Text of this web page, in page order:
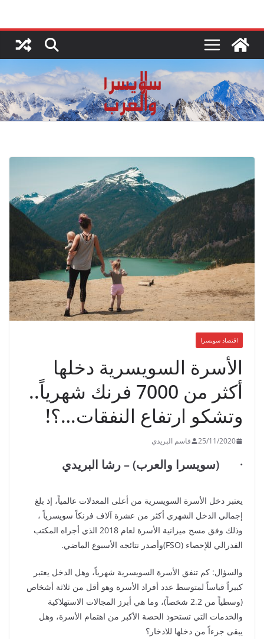
content
اقتصاد سويسرا
الأسرة السويسرية دخلها
أكثر من 7000 فرنك شهرياً..
وتشكو ارتفاع النفقات…؟!
25/11/2020 قاسم البريدي
· (سويسرا والعرب) – رشا البريدي
يعتبر دخل الأسرة السويسرية من أعلى المعدلات عالمياً، إذ بلغ
إجمالي الدخل الشهري أكثر من عشرة آلاف فرنكاً سويسرياً ،
وذلك وفق مسح ميزانية الأسرة لعام 2018 الذي أجراه المكتب
الفدرالي للإحصاء (FSO)وأصدر نتائجه الأسبوع الماضي.
والسؤال: كم تنفق الأسرة السويسرية شهرياً، وهل الدخل يعتبر
كبيراً قياساً لمتوسط عدد أفراد الأسرة وهو أقل من ثلاثة أشخاص
(وسطياً من 2.2 شخصاً)، وما هي أبرز المجالات الاستهلاكية
والخدمات التي تستحوذ الحصة الأكبر من اهتمام الأسرة، وهل
يبقى جزءاً من دخلها للادخار؟